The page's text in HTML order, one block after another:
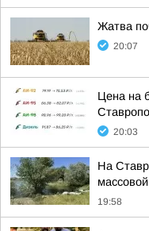
Жатва
20:07
Цена на
20:03
На
19:58